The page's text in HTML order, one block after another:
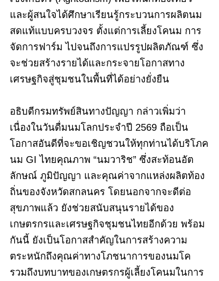
และผู้สนใจได้ศึกษาเรียนรู้กระบวนการผลิตนม
สดแท้แบบครบวงจร ตั้งแต่การเลี้ยงโคนม การ
จัดการฟาร์ม ไปจนถึงการแปรรูปผลิตภัณฑ์ ซึ่ง
จะช่วยสร้างรายได้และกระจายโอกาสทาง
เศรษฐกิจสู่ชุมชนในพื้นที่ได้อย่างยั่งยืน
อธิบดีกรมทรัพย์สินทางปัญญา กล่าวเพิ่มว่า
เนื่องในวันดื่มนมโลกประจำปี 2569 ถือเป็น
โอกาสอันดีที่จะขอเชิญชวนให้ทุกท่านได้บริโภค
นม GI ไทยคุณภาพ “นมวาริช” ซึ่งสะท้อนอัต
ลักษณ์ ภูมิปัญญา และคุณค่าจากแหล่งผลิตท้อง
ถิ่นของจังหวัดสกลนคร โดยนอกจากจะดีต่อ
สุขภาพแล้ว ยังช่วยสนับสนุนรายได้ของ
เกษตรกรและเศรษฐกิจชุมชนไทยอีกด้วย พร้อม
กันนี้ ยังเป็นโอกาสสำคัญในการสร้างความ
ตระหนักถึงคุณค่าทางโภชนาการของนมโค
รวมถึงบทบาทของเกษตรกรผู้เลี้ยงโคนมในการ